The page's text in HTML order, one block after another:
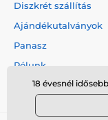
Diszkrét szállítás
Ajándékutalványok
Panasz
Rólunk
18 évesnél